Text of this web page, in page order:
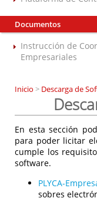
Documentos
Instrucción de
Empresariales
Inicio > Descarga de
En esta sección
para poder licitar
cumple los
software.
PLYCA-
sobres